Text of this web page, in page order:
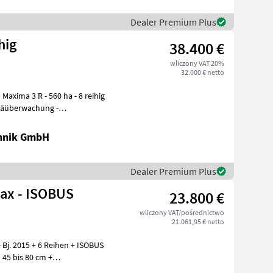
Dealer Premium Plus
38.400 €
wliczony VAT 20%
32.000 € netto
ha - 8 reihig
GmbH
Dealer Premium Plus
- ISOBUS 23.800 €
wliczony VAT/pośrednictwo
21.061,95 € netto
2015 + 6 Reihen + ISOBUS
bis 80 cm +